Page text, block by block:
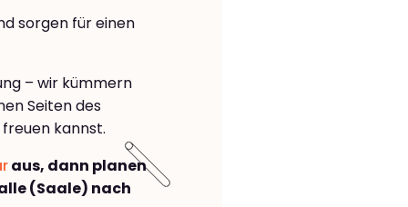
sorgen für einen
– wir kümmern
Seiten des
freuen kannst.
aus, dann planen
(Saale) nach